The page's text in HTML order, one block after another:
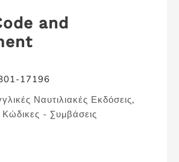
and
17196
Ναυτιλιακές Εκδόσεις,
Κώδικες - Συμβάσεις